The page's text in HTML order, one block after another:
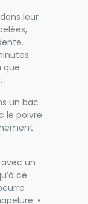
leur
que
un bac
le poivre
un
ce
•